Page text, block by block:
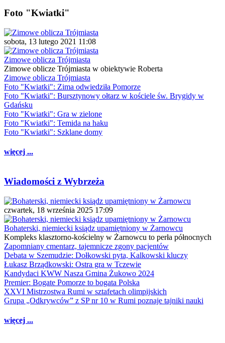
Foto "Kwiatki"
sobota, 13 lutego 2021 11:08
Zimowe oblicza Trójmiasta
Zimowe oblicze Trójmiasta w obiektywie Roberta
Zimowe oblicza Trójmiasta
Foto "Kwiatki": Zima odwiedziła Pomorze
Foto "Kwiatki": Bursztynowy ołtarz w kościele św. Brygidy w
Gdańsku
Foto "Kwiatki": Gra w zielone
Foto "Kwiatki": Temida na haku
Foto "Kwiatki": Szklane domy
więcej ...
Wiadomości z Wybrzeża
czwartek, 18 września 2025 17:09
Bohaterski, niemiecki ksiądz upamiętniony w Żarnowcu
Kompleks klasztorno-kościelny w Żarnowcu to perła północnych
Zapomniany cmentarz, tajemnicze zgony pacjentów
Debata w Szemudzie: Dołkowski pyta, Kalkowski kluczy
Łukasz Brządkowski: Ostra gra w Tczewie
Kandydaci KWW Nasza Gmina Żukowo 2024
Premier: Bogate Pomorze to bogata Polska
XXVI Mistrzostwa Rumi w sztafetach olimpijskich
Grupa „Odkrywców” z SP nr 10 w Rumi poznaje tajniki nauki
więcej ...